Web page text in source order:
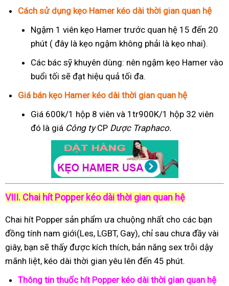
Cách sử dụng kẹo Hamer kéo dài thời gian quan hệ
Ngậm 1 viên kẹo Hamer trước quan hệ 15 đến 20
phút ( đây là kẹo ngậm không phải là kẹo nhai).
Các bác sỹ khuyên dùng: nên ngậm kẹo Hamer vào
buổi tối sẽ đạt hiệu quả tối đa.
Giá bán kẹo Hamer kéo dài thời gian quan hệ
Giá 600k/1 hộp 8 viên và 1tr900K/1 hộp 32 viên
đó là giá Công tyCP Dược Traphaco.
VIII. Chai hít Popper kéo dài thời gian quan hệ
Chai hít Popper sản phẩm ưa chuộng nhất cho các bạn
đồng tính nam giới(Les, LGBT, Gay), chỉ sau chưa đầy vài
giây, bạn sẽ thấy được kích thích, bản năng sex trỗi dậy
mãnh liệt, kéo dài thời gian yêu lên đến 45 phút.
Thông tin thuốc hít Popper kéo dài thời gian quan hệ